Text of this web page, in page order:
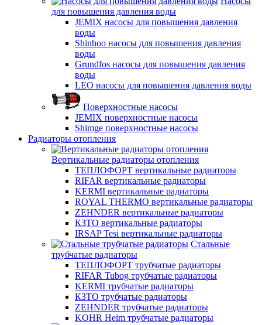
для повышения давления воды
JEMIX насосы для повышения давления
воды
Shinhoo насосы для повышения давления
воды
Grundfos насосы для повышения давления
воды
LEO насосы для повышения давления воды
Поверхностные насосы
JEMIX поверхностные насосы
Shimge поверхностные насосы
Радиаторы отопления
Вертикальные радиаторы отопления
ТЕПЛОФОРТ вертикальные радиаторы
RIFAR вертикальные радиаторы
KERMI вертикальные радиаторы
ROYAL THERMO вертикальные радиаторы
ZEHNDER вертикальные радиаторы
КЗТО вертикальные радиаторы
IRSAP Tesi вертикальные радиаторы
Стальные
трубчатые радиаторы
ТЕПЛОФОРТ трубчатые радиаторы
RIFAR Tubog трубчатые радиаторы
KERMI трубчатые радиаторы
КЗТО трубчатые радиаторы
ZEHNDER трубчатые радиаторы
KOHR Heim трубчатые радиаторы